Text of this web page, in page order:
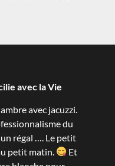
avec la Vie
avec jacuzzi.
du
régal …. Le petit
petit matin.
Et